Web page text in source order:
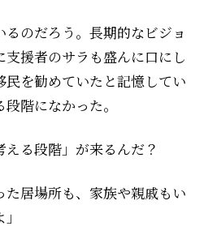
のだろう。長期的なビジョ
援者のサラも盛んに口にし
を勧めていたと記憶してい
階になかった。
る段階」が来るんだ？
た居場所も、家族や親戚もい